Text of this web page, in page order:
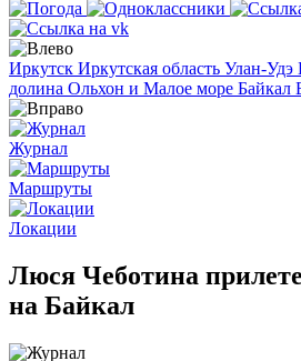
Иркутск Иркутская область Улан-Удэ
долина Ольхон и Малое море Байкал
Журнал
Маршруты
Локации
Люся Чеботина
на Байкал